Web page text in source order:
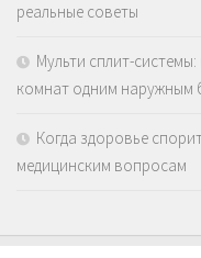
реальные советы
Мульти сплит-
комнат одним наружным
Когда здоровье
медицинским вопросам